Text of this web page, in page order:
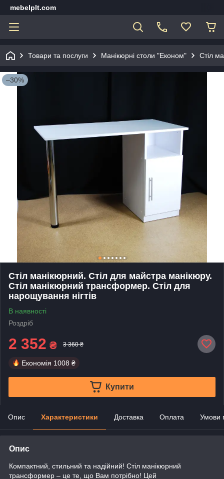
mebelplt.com
Товари та послуги Манікюрні столи "Економ" Стіл
–30%
Стіл манікюрний. Стіл для майстра манікюру.
Стіл манікюрний трансформер. Стіл для
нарощування нігтів
В наявності
Роздріб
2 352 ₴ 3 360 ₴
Економія 1008 ₴
Купити
Опис Характеристики Доставка Оплата Умови
Опис
Компактний, стильний та надійний! Стіл манікюрний
трансформер – це те, що Вам потрібно! Цей